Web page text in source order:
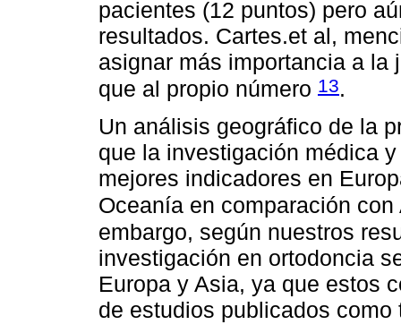
pacientes (12 puntos) pero
resultados. Cartes.et al,
asignar más importancia a la
que al propio número 13.
Un análisis geográfico de la
que la investigación médica
mejores indicadores en
Oceanía en comparación
embargo, según nuestros
investigación en ortodoncia
Europa y Asia, ya que estos
de estudios publicados